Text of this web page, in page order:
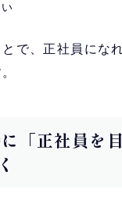
とで、正社員にな
「正社員を目